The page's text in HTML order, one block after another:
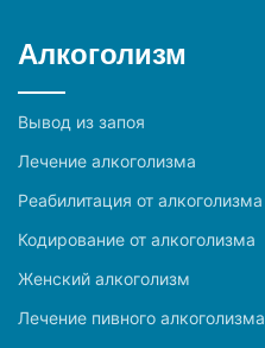
Алкоголизм
Вывод из запоя
Лечение алкоголизма
Реабилитация от алкоголизма
Кодирование от алкоголизма
Женский алкоголизм
Лечение пивного алкоголизма